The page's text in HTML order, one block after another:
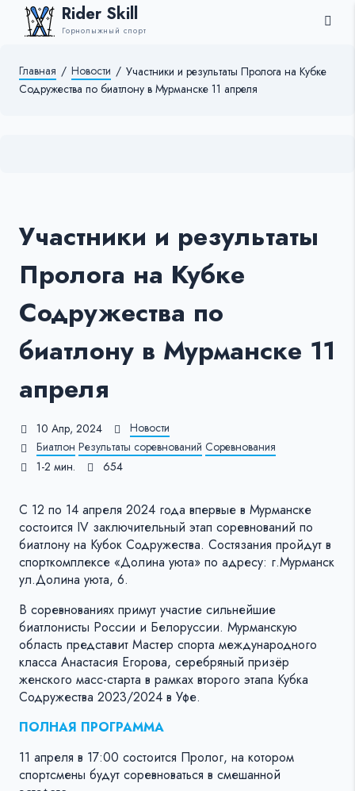
Rider Skill
Горнолыжный спорт
Главная / Новости / Участники и результаты Пролога на Кубке
Содружества по биатлону в Мурманске 11 апреля
Участники и результаты
Пролога на Кубке
Содружества по
биатлону в Мурманске 11
апреля
10 Апр, 2024
Новости
Биатлон Результаты соревнований Соревнования
1-2 мин.
654
С 12 по 14 апреля 2024 года впервые в Мурманске
состоится IV заключительный этап соревнований по
биатлону на Кубок Содружества. Состязания пройдут в
спорткомплексе «Долина уюта» по адресу: г.Мурманск
ул.Долина уюта, 6.
В соревнованиях примут участие сильнейшие
биатлонисты России и Белоруссии. Мурманскую
область представит Мастер спорта международного
класса Анастасия Егорова, серебряный призёр
женского масс-старта в рамках второго этапа Кубка
Содружества 2023/2024 в Уфе.
ПОЛНАЯ ПРОГРАММА
11 апреля в 17:00 состоится Пролог, на котором
спортсмены будут соревноваться в смешанной